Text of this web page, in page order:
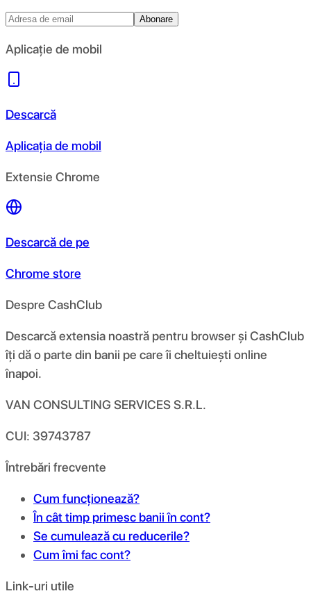
Abonare
Aplicație de mobil
Descarcă
Aplicația de mobil
Extensie Chrome
Descarcă de pe
Chrome store
Despre CashClub
Descarcă extensia noastră pentru browser și CashClub
îți dă o parte din banii pe care îi cheltuiești online
înapoi.
VAN CONSULTING SERVICES S.R.L.
CUI: 39743787
Întrebări frecvente
Cum funcționează?
În cât timp primesc banii în cont?
Se cumulează cu reducerile?
Cum îmi fac cont?
Link-uri utile